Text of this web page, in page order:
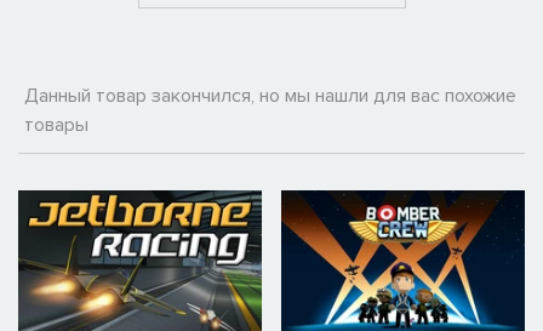
Данный товар закончился, но мы нашли для вас похожие
товары